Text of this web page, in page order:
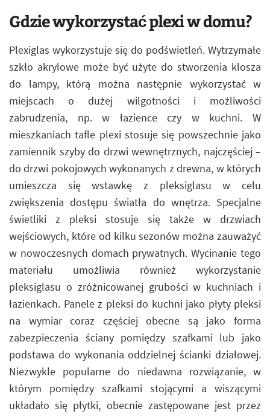
Gdzie wykorzystać plexi w domu?
Plexiglas wykorzystuje się do podświetleń. Wytrzymałe
szkło akrylowe może być użyte do stworzenia klosza
do lampy, którą można następnie wykorzystać w
miejscach o dużej wilgotności i możliwości
zabrudzenia, np. w łazience czy w kuchni. W
mieszkaniach tafle plexi stosuje się powszechnie jako
zamiennik szyby do drzwi wewnętrznych, najczęściej –
do drzwi pokojowych wykonanych z drewna, w których
umieszcza się wstawkę z pleksiglasu w celu
zwiększenia dostępu światła do wnętrza. Specjalne
świetliki z pleksi stosuje się także w drzwiach
wejściowych, które od kilku sezonów można zauważyć
w nowoczesnych domach prywatnych. Wycinanie tego
materiału umożliwia również wykorzystanie
pleksiglasu o zróżnicowanej grubości w kuchniach i
łazienkach. Panele z pleksi do kuchni jako płyty pleksi
na wymiar coraz częściej obecne są jako forma
zabezpieczenia ściany pomiędzy szafkami lub jako
podstawa do wykonania oddzielnej ścianki działowej.
Niezwykle popularne do niedawna rozwiązanie, w
którym pomiędzy szafkami stojącymi a wiszącymi
układało się płytki, obecnie zastępowane jest przez